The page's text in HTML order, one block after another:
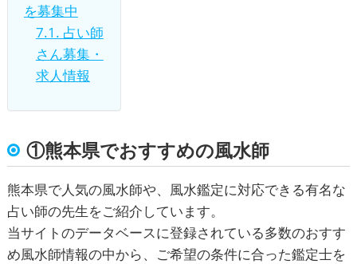
を募集中
7.1. 占い師
さん募集・
求人情報
①熊本県でおすすめの風水師
熊本県で人気の風水師や、風水鑑定に対応できる有名な
占い師の先生をご紹介しています。
当サイトのデータベースに登録されている多数のおすす
め風水師情報の中から、ご希望の条件に合った鑑定士を